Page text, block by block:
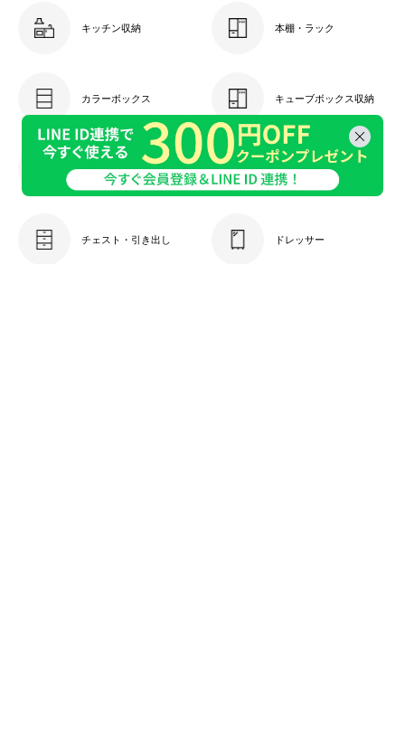
キッチン収納 本棚・ラック
カラーボックス キューブボックス収納
ケーブル収納 キャビネット
チェスト・引き出し ドレッサー